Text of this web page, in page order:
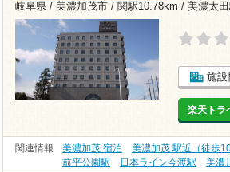
岐阜県 / 美濃加茂市 / 関駅10.78km / 美濃太
施設
楽天トラ
関連情報 美濃加茂 宿泊 美濃加茂 駅近（徒歩10
前平公園駅
日本ライン今渡駅 美濃